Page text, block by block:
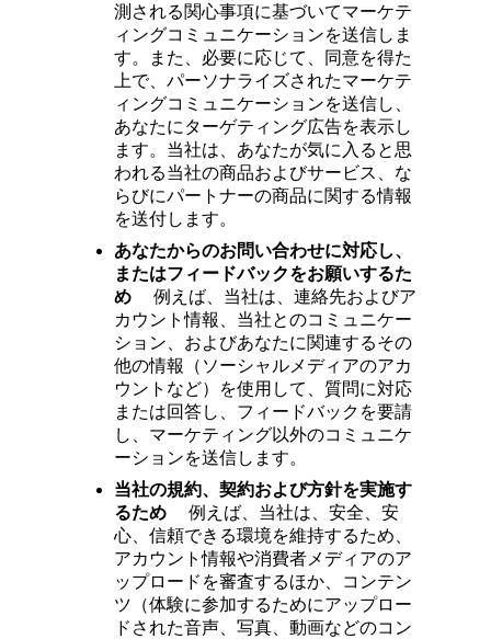
測される関心事項に基づいてマーケテ
ィングコミュニケーションを送信しま
す。また、必要に応じて、同意を得た
上で、パーソナライズされたマーケテ
ィングコミュニケーションを送信し、
あなたにターゲティング広告を表示し
ます。当社は、あなたが気に入ると思
われる当社の商品およびサービス、な
らびにパートナーの商品に関する情報
を送付します。
あなたからのお問い合わせに対応し、
またはフィードバックをお願いするた
め 例えば、当社は、連絡先およびア
カウント情報、当社とのコミュニケー
ション、およびあなたに関連するその
他の情報（ソーシャルメディアのアカ
ウントなど）を使用して、質問に対応
または回答し、フィードバックを要請
し、マーケティング以外のコミュニケ
ーションを送信します。
当社の規約、契約および方針を実施す
るため
例えば、当社は、安全、安
心、信頼できる環境を維持するため、
アカウント情報や消費者メディアのア
ップロードを審査するほか、コンテン
ツ（体験に参加するためにアップロー
ドされた音声、写真、動画などのコン